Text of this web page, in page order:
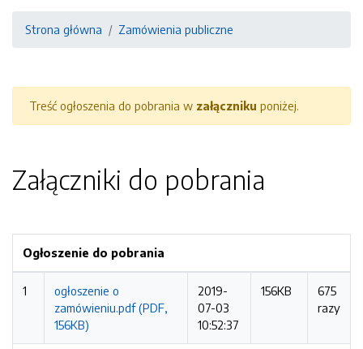
Strona główna Zamówienia publiczne
Treść ogłoszenia do pobrania w załączniku poniżej.
Załączniki do pobrania
Ogłoszenie do pobrania
1
ogłoszenie o
zamówieniu.pdf (PDF,
156KB)
2019-
07-03
10:52:37
156KB
675
razy